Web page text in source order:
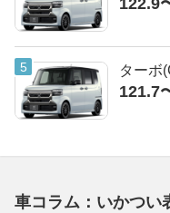
122.9
ターボ
121.7
車コラム：いかつい